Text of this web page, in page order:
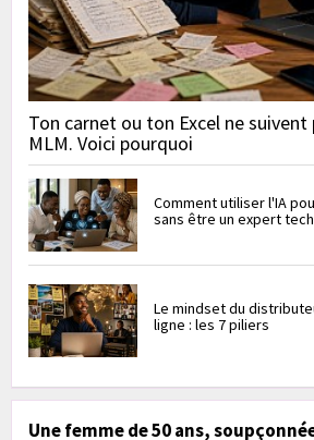
Ton carnet ou ton Excel ne
MLM. Voici pourquoi
Comment utiliser l'IA
sans être un expert tech
Le mindset du
ligne : les 7 piliers
Une femme de 50 ans,